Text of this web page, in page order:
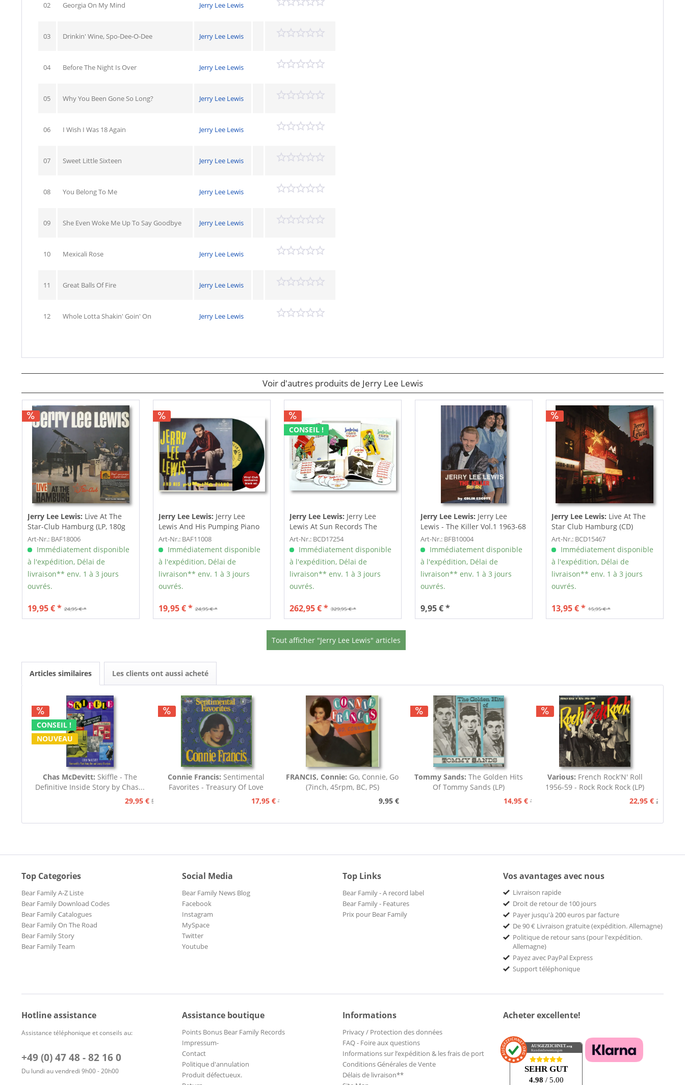
02 Georgia On My Mind Jerry Lee Lewis
03 Drinkin' Wine, Spo-Dee-O-Dee Jerry Lee Lewis
04 Before The Night Is Over Jerry Lee Lewis
05 Why You Been Gone So Long? Jerry Lee Lewis
06 I Wish I Was 18 Again Jerry Lee Lewis
07 Sweet Little Sixteen Jerry Lee Lewis
08 You Belong To Me Jerry Lee Lewis
09 She Even Woke Me Up To Say Goodbye Jerry Lee Lewis
10 Mexicali Rose Jerry Lee Lewis
11 Great Balls Of Fire Jerry Lee Lewis
12 Whole Lotta Shakin' Goin' On Jerry Lee Lewis
Voir d'autres produits de Jerry Lee Lewis
Jerry Lee Lewis: Live At The
Star-Club Hamburg (LP, 180g
Vinyl)
Art-Nr.: BAF18006
Immédiatement disponible
à l'expédition, Délai de
livraison** env. 1 à 3 jours
ouvrés.
24,95 € *
19,95 € *
Jerry Lee Lewis: Jerry Lee
Lewis And His Pumping Piano
(LP,...
Art-Nr.: BAF11008
Immédiatement disponible
à l'expédition, Délai de
livraison** env. 1 à 3 jours
ouvrés.
24,95 € *
19,95 € *
CONSEIL !
Jerry Lee Lewis: Jerry Lee
Lewis At Sun Records The
Collected...
Art-Nr.: BCD17254
Immédiatement disponible
à l'expédition, Délai de
livraison** env. 1 à 3 jours
ouvrés.
329,95 € *
262,95 € *
Jerry Lee Lewis: Jerry Lee
Lewis - The Killer Vol.1 1963-68
by...
Art-Nr.: BFB10004
Immédiatement disponible
à l'expédition, Délai de
livraison** env. 1 à 3 jours
ouvrés.
9,95 € *
Jerry Lee Lewis: Live At The
Star Club Hamburg (CD)
Art-Nr.: BCD15467
Immédiatement disponible
à l'expédition, Délai de
livraison** env. 1 à 3 jours
ouvrés.
15,95 € *
13,95 € *
Tout afficher "Jerry Lee Lewis" articles
Articles similaires Les clients ont aussi acheté
CONSEIL !
NOUVEAU
Chas McDevitt: Skiffle - The
Definitive Inside Story by Chas...
29,95 € 59,95 €
Connie Francis: Sentimental
Favorites - Treasury Of Love
17,95 € 19,95 €
FRANCIS, Connie: Go, Connie, Go
(7inch, 45rpm, BC, PS)
9,95 €
Tommy Sands:The Golden Hits
Of Tommy Sands (LP)
14,95 € 17,95 €
Various: French Rock'N' Roll
1956-59 - Rock Rock Rock (LP)
22,95 € 24,95 €
Top Categories
Bear Family A-Z Liste
Bear Family Download Codes
Bear Family Catalogues
Bear Family On The Road
Bear Family Story
Bear Family Team
Social Media
Bear Family News Blog
Facebook
Instagram
MySpace
Twitter
Youtube
Top Links
Bear Family - A record label
Bear Family - Features
Prix pour Bear Family
Vos avantages avec nous
Livraison rapide
Droit de retour de 100 jours
Payer jusqu'à 200 euros par facture
De 90 € Livraison gratuite (expédition. Allemagne)
Politique de retour sans (pour l'expédition.
Allemagne)
Payez avec PayPal Express
Support téléphonique
Hotline assistance
Assistance téléphonique et conseils au:
+49 (0) 47 48 - 82 16 0
Du lundi au vendredi 9h00 - 20h00
Assistance boutique
Points Bonus Bear Family Records
Impressum-
Contact
Politique d'annulation
Produit défectueux.
Informations
Privacy / Protection des données
FAQ - Foire aux questions
Informations sur l’expédition & les frais de port
Conditions Générales de Vente
Délais de livraison**
Acheter excellente!
AUSGEZEICHNET .org
Kundenbewertungen
SEHR GUT
4.98 / 5.00